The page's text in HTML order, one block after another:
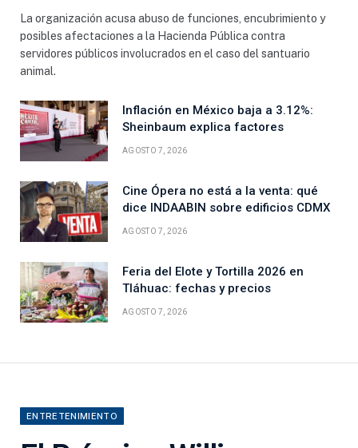
La organización acusa abuso de funciones, encubrimiento y
posibles afectaciones a la Hacienda Pública contra
servidores públicos involucrados en el caso del santuario
animal.
Inflación en México baja a 3.12%:
Sheinbaum explica factores
AGOSTO 7, 2026
Cine Ópera no está a la venta: qué
dice INDAABIN sobre edificios CDMX
AGOSTO 7, 2026
Feria del Elote y Tortilla 2026 en
Tláhuac: fechas y precios
AGOSTO 7, 2026
ENTRETENIMIENTO